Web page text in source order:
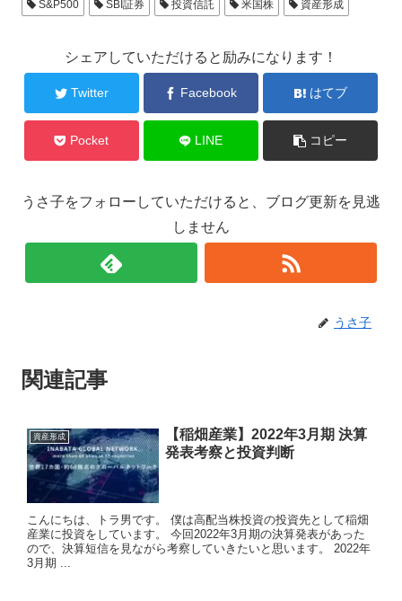
S&P500 SBI証券 投資信託 米国株 資産形成
シェアしていただけると励みになります！
Twitter Facebook はてブ
Pocket LINE コピー
うさ子をフォローしていただけると、ブログ更新を見逃
しません
うさ子
関連記事
資産形成
【稲畑産業】2022年3月期 決算
発表考察と投資判断
こんにちは、トラ男です。 僕は高配当株投資の投資先として稲畑
産業に投資をしています。 今回2022年3月期の決算発表があった
ので、決算短信を見ながら考察していきたいと思います。 2022年
3月期 ...